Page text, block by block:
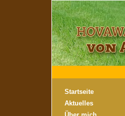
Startseite
Aktuelles